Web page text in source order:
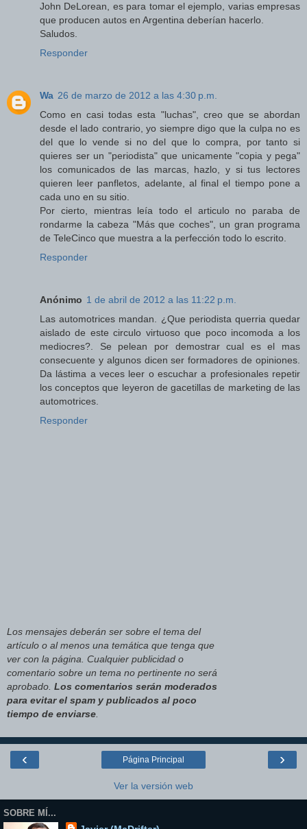
John DeLorean, es para tomar el ejemplo, varias empresas
que producen autos en Argentina deberían hacerlo.
Saludos.
Responder
Wa 26 de marzo de 2012 a las 4:30 p.m.
Como en casi todas esta "luchas", creo que se abordan
desde el lado contrario, yo siempre digo que la culpa no es
del que lo vende si no del que lo compra, por tanto si
quieres ser un "periodista" que unicamente "copia y pega"
los comunicados de las marcas, hazlo, y si tus lectores
quieren leer panfletos, adelante, al final el tiempo pone a
cada uno en su sitio.
Por cierto, mientras leía todo el articulo no paraba de
rondarme la cabeza "Más que coches", un gran programa
de TeleCinco que muestra a la perfección todo lo escrito.
Responder
Anónimo 1 de abril de 2012 a las 11:22 p.m.
Las automotrices mandan. ¿Que periodista querria quedar
aislado de este circulo virtuoso que poco incomoda a los
mediocres?. Se pelean por demostrar cual es el mas
consecuente y algunos dicen ser formadores de opiniones.
Da lástima a veces leer o escuchar a profesionales repetir
los conceptos que leyeron de gacetillas de marketing de las
automotrices.
Responder
Los mensajes deberán ser sobre el tema del
artículo o al menos una temática que tenga que
ver con la página. Cualquier publicidad o
comentario sobre un tema no pertinente no será
aprobado. Los comentarios serán moderados
para evitar el spam y publicados al poco
tiempo de enviarse
‹ ›
Página Principal
Ver la versión web
SOBRE MÍ...